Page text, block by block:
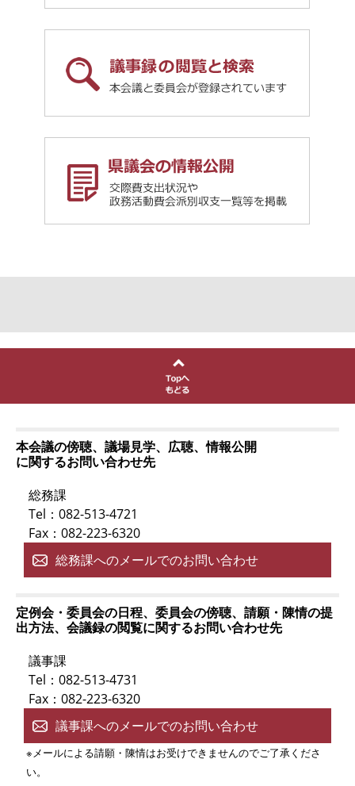
本会議の傍聴、議場見学、広聴、情報公開
に関するお問い合わせ先
総務課
Tel：082-513-4721
Fax：082-223-6320
総務課へのメールでのお問い合わせ
定例会・委員会の日程、委員会の傍聴、請願・陳情の提
出方法、会議録の閲覧に関するお問い合わせ先
議事課
Tel：082-513-4731
Fax：082-223-6320
議事課へのメールでのお問い合わせ
※メールによる請願・陳情はお受けできませんのでご了承くださ
い。